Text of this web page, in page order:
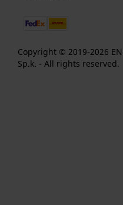
Copyright © 2019-2026
Sp.k. - All rights reserved.